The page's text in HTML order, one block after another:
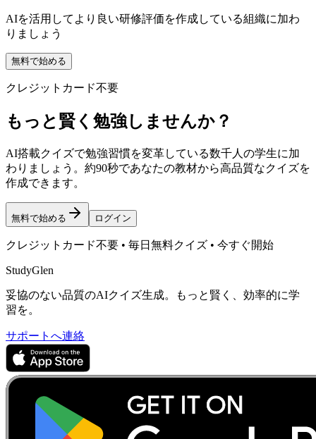
AIを活用してより良い研修評価を作成している組織に加わ
りましょう
無料で始める
クレジットカード不要
もっと賢く勉強しませんか？
AI搭載クイズで勉強習慣を変革している数千人の学生に加
わりましょう。約90秒であなたの教材から高品質なクイズを
作成できます。
無料で始める ログイン
クレジットカード不要 • 毎日無料クイズ • 今すぐ開始
StudyGlen
妥協のない品質のAIクイズ生成。もっと賢く、効率的に学
習を。
サポートへ連絡